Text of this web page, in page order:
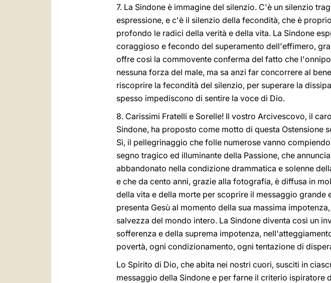
7. La Sindone è immagine del silenzio. C'è un silenzio
espressione, e c'è il silenzio della fecondità, che è
profondo le radici della verità e della vita. La Sindone
coraggioso e fecondo del superamento dell'effimero,
offre così la commovente conferma del fatto che
nessuna forza del male, ma sa anzi far concorrere al
riscoprire la fecondità del silenzio, per superare la
spesso impediscono di sentire la voce di Dio.
8. Carissimi Fratelli e Sorelle! Il vostro Arcivescovo, il
Sindone, ha proposto come motto di questa Ostensione
Sì, il pellegrinaggio che folle numerose vanno
segno tragico ed illuminante della Passione, che
abbandonato nella condizione drammatica e solenne
e che da cento anni, grazie alla fotografia, è diffusa in
della vita e della morte per scoprire il messaggio grande
presenta Gesù al momento della sua massima
salvezza del mondo intero. La Sindone diventa così un
sofferenza e della suprema impotenza,
povertà, ogni condizionamento, ogni tentazione di
Lo Spirito di Dio, che abita nei nostri cuori, susciti in
messaggio della Sindone e per farne il criterio ispiratore